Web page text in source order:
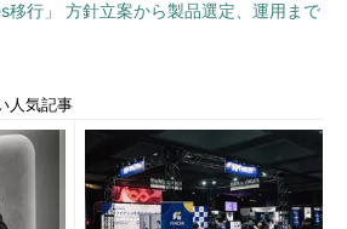
移行」 方針立案から製品選定、運用まで
人気記事